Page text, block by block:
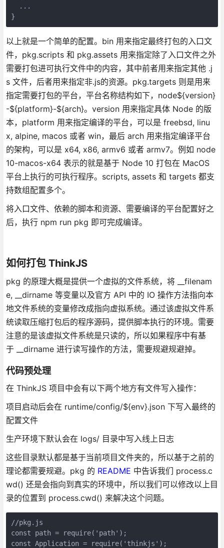
  ...
}
以上就是一个简单的配置。bin 用来指定最终打包的入口文
件，pkg.scripts 和 pkg.assets 用来指定除了入口文件之外
需要打包进可执行文件中的内容，其中前者用来指定其他 .j
s 文件，后者用来指定非.js的资源。pkg.targets 则是用来
指定需要打包的平台，平台名称结构如下，node${version}
-${platform}-${arch}。version 用来指定具体 Node 的版
本，platform 用来指定编译的平台，可以是 freebsd, linu
x, alpine, macos 或者 win，最后 arch 用来指定编译平台
的架构，可以是 x64, x86, armv6 或者 armv7。例如 node
10-macos-x64 表示的就是基于 Node 10 打包在 MacOS
平台上执行的可执行程序。scripts, assets 和 targets 都支
持数组配置多个。
将入口文件、依赖的脚本和资源、需要编译的平台配置好之
后，执行 npm run pkg 即可完成编译。
如何打包 ThinkJS
pkg 的原理大概是提供一个虚拟的文件系统，将 __filenam
e, __dirname 等变量以及官方 API 中的 IO 操作方法指向本
地文件系统的变量修改成指向虚拟系统。通过该虚拟文件系
统读取压缩打包后的程序源码，提供脚本执行的环境。需要
注意的是该虚拟文件系统是只读的，所以如果程序中有基
于 __dirname 进行读写操作的方法，需要规避规避掉。
代码预处理
在 ThinkJS 项目中会有以下两个地方有文件写入操作：
项目启动后会在 runtime/config/${env}.json 下写入最终的
配置文件
生产环境下默认会在 logs/ 目录中写入线上日志
这些目录默认都是基于当前项目文件夹的，所以基于之前的
理论都需要规避。pkg 的 README 中告诉我们 process.c
wd() 还是会指向到真实的环境中，所以我们可以修改以上目
录的位置到 process.cwd() 来解决这个问题。
//pkg.js
const path = require('path');
const Application = require('thinkjs');